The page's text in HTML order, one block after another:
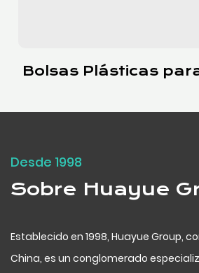
Bolsas con Cierre
Desde 1998
Sobre Huayue
Establecido en 1998, Huayue Group,
China, es un conglomerado